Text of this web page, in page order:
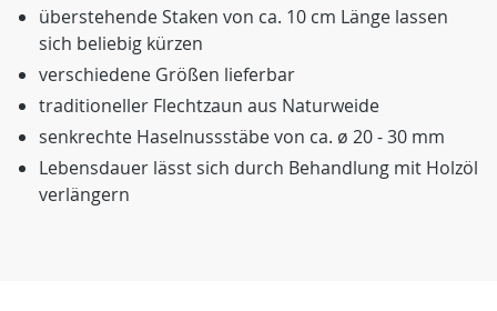
überstehende Staken von ca. 10 cm Länge lassen
sich beliebig kürzen
verschiedene Größen lieferbar
traditioneller Flechtzaun aus Naturweide
senkrechte Haselnussstäbe von ca. ø 20 - 30 mm
Lebensdauer lässt sich durch Behandlung mit Holzöl
verlängern